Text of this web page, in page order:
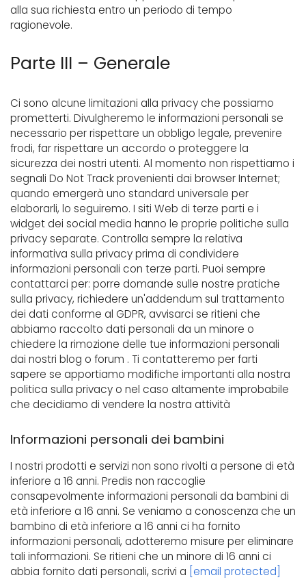
alla sua richiesta entro un periodo di tempo
ragionevole.
Parte III – Generale
Ci sono alcune limitazioni alla privacy che possiamo
prometterti. Divulgheremo le informazioni personali se
necessario per rispettare un obbligo legale, prevenire
frodi, far rispettare un accordo o proteggere la
sicurezza dei nostri utenti. Al momento non rispettiamo i
segnali Do Not Track provenienti dai browser Internet;
quando emergerà uno standard universale per
elaborarli, lo seguiremo. I siti Web di terze parti e i
widget dei social media hanno le proprie politiche sulla
privacy separate. Controlla sempre la relativa
informativa sulla privacy prima di condividere
informazioni personali con terze parti. Puoi sempre
contattarci per: porre domande sulle nostre pratiche
sulla privacy, richiedere un'addendum sul trattamento
dei dati conforme al GDPR, avvisarci se ritieni che
abbiamo raccolto dati personali da un minore o
chiedere la rimozione delle tue informazioni personali
dai nostri blog o forum . Ti contatteremo per farti
sapere se apportiamo modifiche importanti alla nostra
politica sulla privacy o nel caso altamente improbabile
che decidiamo di vendere la nostra attività
Informazioni personali dei bambini
I nostri prodotti e servizi non sono rivolti a persone di età
inferiore a 16 anni. Predis non raccoglie
consapevolmente informazioni personali da bambini di
età inferiore a 16 anni. Se veniamo a conoscenza che un
bambino di età inferiore a 16 anni ci ha fornito
informazioni personali, adotteremo misure per eliminare
tali informazioni. Se ritieni che un minore di 16 anni ci
abbia fornito dati personali, scrivi a [email protected]